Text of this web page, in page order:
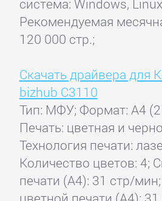
система: Windows,
Рекомендуемая
120 000 стр.;
Скачать драйвера для
bizhub C3110
Тип: МФУ; Формат: A4
Печать: цветная и
Технология печати:
Количество цветов: 4;
печати (А4): 31 стр/